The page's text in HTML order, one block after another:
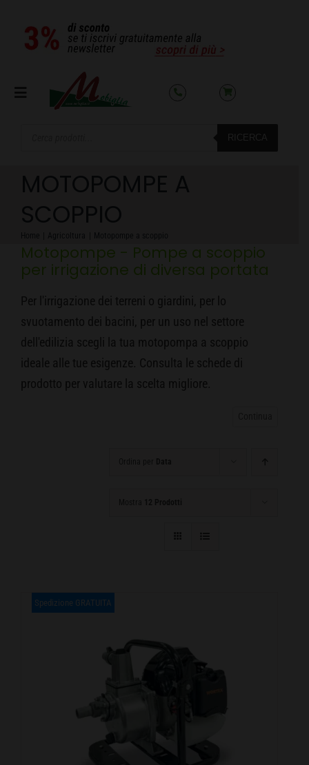
contenuto
Toggle
CARRELLO
RICERCA
Motopompe - Pompe a scoppio
per irrigazione di diversa portata
Per l'irrigazione dei terreni o giardini, per lo
svuotamento dei bacini, per un uso nel settore
dell'edilizia scegli la tua motopompa a scoppio
ideale alle tue esigenze. Consulta le schede di
prodotto per valutare la scelta migliore.
Spedizione GRATUITA